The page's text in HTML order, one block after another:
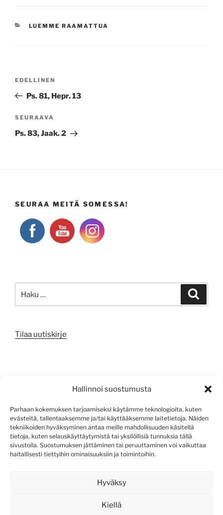
Hallinnoi suostumusta
Parhaan kokemuksen tarjoamiseksi käytämme teknologioita, kuten
evästeitä, tallentaaksemme ja/tai käyttääksemme laitetietoja. Näiden
tekniikoiden hyväksyminen antaa meille mahdollisuuden käsitellä
tietoja, kuten selauskäyttäytymistä tai yksilöllisiä tunnuksia tällä
sivustolla. Suostumuksen jättäminen tai peruuttaminen voi vaikuttaa
haitallisesti tiettyihin ominaisuuksiin ja toimintoihin.
Hyväksy
Kiellä
KATEGORIAT
LUEMME RAAMATTUA
Edellinen
artikkeli
EDELLINEN
Ps. 81, Hepr. 13
Seuraava
artikkeli
SEURAAVA
Ps. 83, Jaak. 2
SEURAA MEITÄ SOMESSA!
Tilaa uutiskirje
Sisältösyöte
Kommenttisyöte